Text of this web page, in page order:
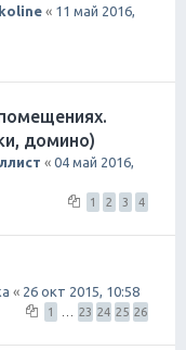
« 11 май 2016,
домино)
« 04 май 2016,
1 2 3 4
« 26 окт 2015, 10:58
1 23 24 25 26